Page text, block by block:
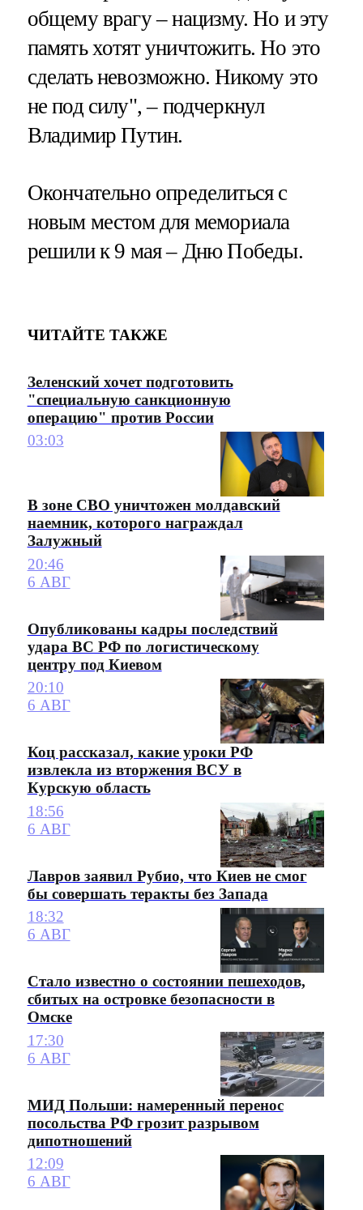
общему врагу – нацизму. Но и эту
память хотят уничтожить. Но это
сделать невозможно. Никому это
не под силу", – подчеркнул
Владимир Путин.
Окончательно определиться с
новым местом для мемориала
решили к 9 мая – Дню Победы.
ЧИТАЙТЕ ТАКЖЕ
Зеленский хочет подготовить
"специальную санкционную
операцию" против России
03:03
В зоне СВО уничтожен молдавский
наемник, которого награждал
Залужный
20:46
6 АВГ
Опубликованы кадры последствий
удара ВС РФ по логистическому
центру под Киевом
20:10
6 АВГ
Коц рассказал, какие уроки РФ
извлекла из вторжения ВСУ в
Курскую область
18:56
6 АВГ
Лавров заявил Рубио, что Киев не смог
бы совершать теракты без Запада
18:32
6 АВГ
Стало известно о состоянии пешеходов,
сбитых на островке безопасности в
Омске
17:30
6 АВГ
МИД Польши: намеренный перенос
посольства РФ грозит разрывом
дипотношений
12:09
6 АВГ